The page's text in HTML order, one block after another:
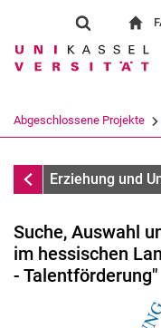
Suchbegriff
Abgeschlossene Projekte
Abgeschlossene
Erziehung und
Suche, Auswahl
im hessischen
- Talentförderung"